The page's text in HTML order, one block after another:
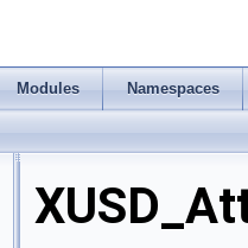
Modules Namespaces